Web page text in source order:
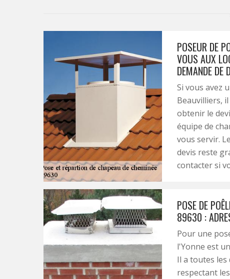
POSEUR DE
VOUS AUX
DEMANDE DE
Si vous avez
Beauvilliers,
obtenir le
équipe de
vous servir.
devis reste
contacter si
POSE DE
89630 :
Pour une
l'Yonne est
Il a toutes
respectant